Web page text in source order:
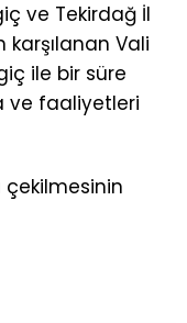
ve Tekirdağ İl
Vali
ile bir süre
ve faaliyetleri
çekilmesinin